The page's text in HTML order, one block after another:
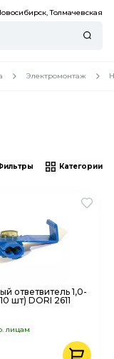
Толмачевская
Электромонтаж
Категории
ответвитель 1,0-
шт) DORI 2611
лицам